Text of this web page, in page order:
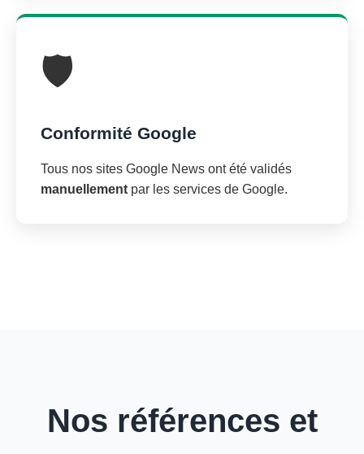
🛡️
Conformité Google
Tous nos sites Google News ont été validés
manuellement par les services de Google.
Nos références et